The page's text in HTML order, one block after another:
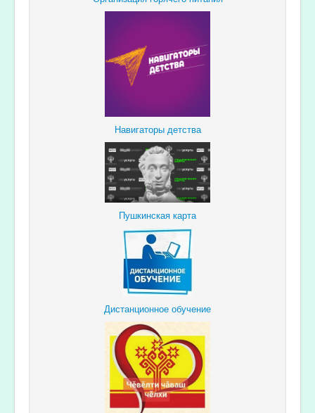
Навигаторы детства
Пушкинская карта
Дистанционное обучение